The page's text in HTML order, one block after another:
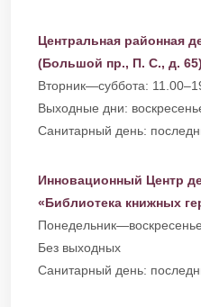
Центральная районная
(Большой пр., П. С., д. 65)
Вторник—суббота:
Выходные дни:
Санитарный день:
Инновационный Центр
«Библиотека книжных
Без выходных
Санитарный день: